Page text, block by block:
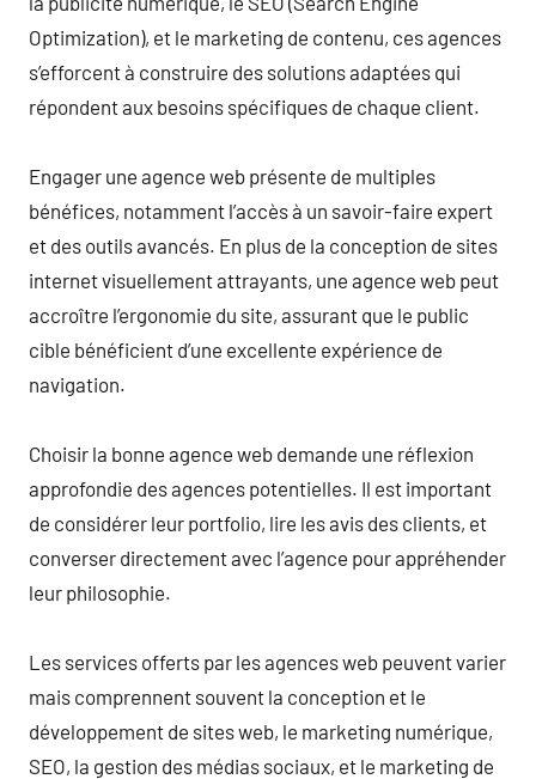
Optimization), et le marketing de contenu, ces agences
s’efforcent à construire des solutions adaptées qui
répondent aux besoins spécifiques de chaque client.
Engager une agence web présente de multiples
bénéfices, notamment l’accès à un savoir-faire expert
et des outils avancés. En plus de la conception de sites
internet visuellement attrayants, une agence web peut
accroître l’ergonomie du site, assurant que le public
cible bénéficient d’une excellente expérience de
navigation.
Choisir la bonne agence web demande une réflexion
approfondie des agences potentielles. Il est important
de considérer leur portfolio, lire les avis des clients, et
converser directement avec l’agence pour appréhender
leur philosophie.
Les services offerts par les agences web peuvent varier
mais comprennent souvent la conception et le
développement de sites web, le marketing numérique,
SEO, la gestion des médias sociaux, et le marketing de